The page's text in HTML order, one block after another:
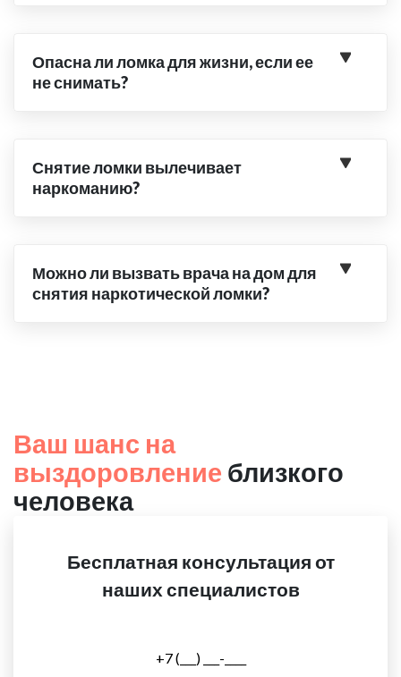
Опасна ли ломка для жизни, если ее
не снимать?
Снятие ломки вылечивает
наркоманию?
Можно ли вызвать врача на дом для
снятия наркотической ломки?
Ваш шанс на
выздоровление близкого
человека
Бесплатная консультация от
наших специалистов